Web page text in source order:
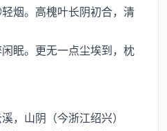
烟。高槐叶长阴初合，清
眠。更无一点尘埃到，枕
山阴（今浙江绍兴）